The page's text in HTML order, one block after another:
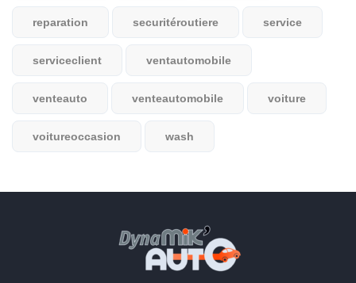
reparation securitéroutiere service
serviceclient ventautomobile
venteauto venteautomobile voiture
voitureoccasion wash